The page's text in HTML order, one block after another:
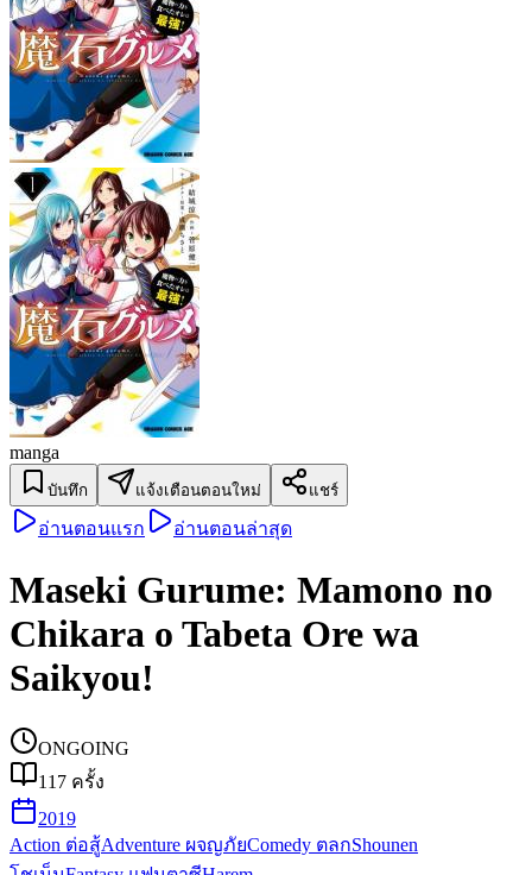
manga
บันทึก แจ้งเตือนตอนใหม่ แชร์
อ่านตอนแรก อ่านตอนล่าสุด
Maseki Gurume: Mamono no
Chikara o Tabeta Ore wa
Saikyou!
ONGOING
117 ครั้ง
2019
Action ต่อสู้Adventure ผจญภัยComedy ตลกShounen